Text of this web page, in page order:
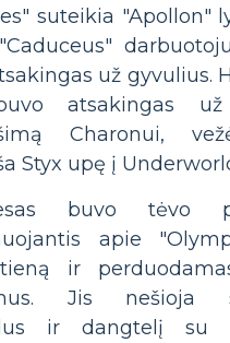
suteikia "Apollon"
už gyvulius.
atsakingas už
Charonui,
Styx upę į
buvo tėvo
apie
ir
Jis nešioja
ir dangtelį su